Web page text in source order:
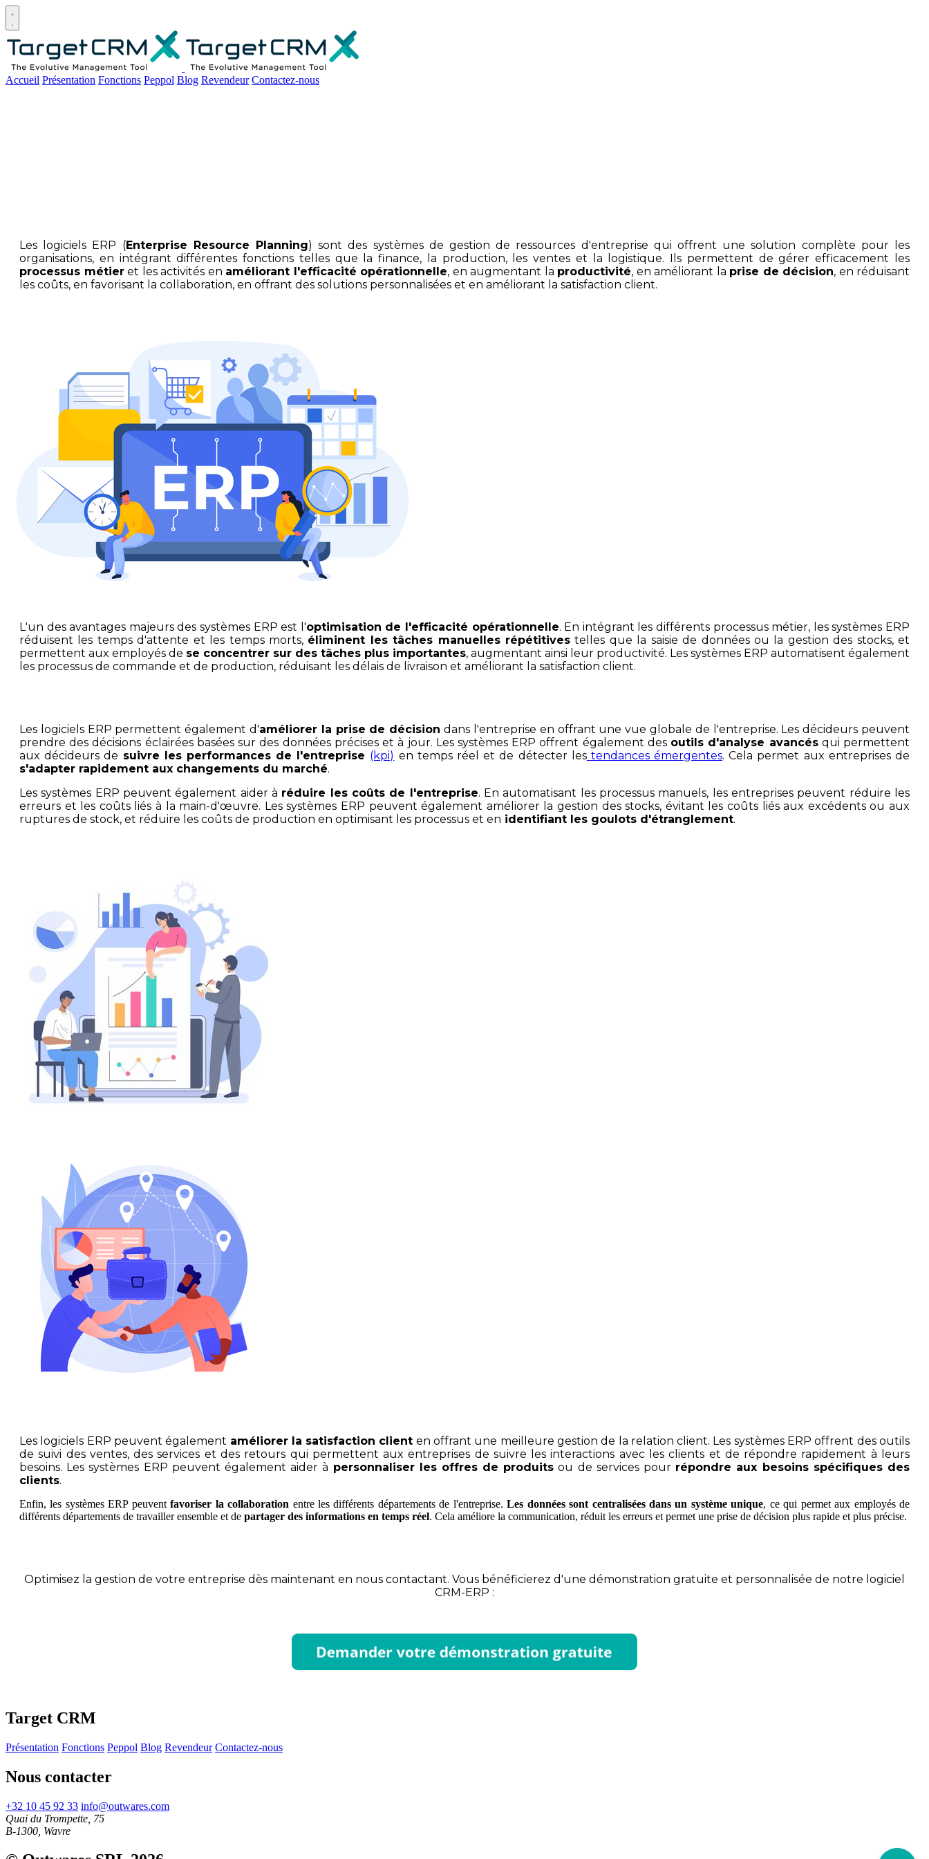
Open main menu
Accueil Présentation Fonctions Peppol Blog Revendeur Contactez-nous
Les logiciels ERP (Enterprise Resource Planning) sont des systèmes de gestion de ressources d'entreprise qui offrent une solution complète pour les
organisations, en intégrant différentes fonctions telles que la finance, la production, les ventes et la logistique. Ils permettent de gérer efficacement les
processus métieret les activités en améliorant l'efficacité opérationnelle, en augmentant la productivité, en améliorant la prise de décision, en réduisant
les coûts, en favorisant la collaboration, en offrant des solutions personnalisées et en améliorant la satisfaction client.
L'un des avantages majeurs des systèmes ERP est l'optimisation de l'efficacité opérationnelle. En intégrant les différents processus métier, les systèmes ERP
réduisent les temps d'attente et les temps morts, éliminent les tâches manuelles répétitives telles que la saisie de données ou la gestion des stocks, et
permettent aux employés de se concentrer sur des tâches plus importantes, augmentant ainsi leur productivité. Les systèmes ERP automatisent également
les processus de commande et de production, réduisant les délais de livraison et améliorant la satisfaction client.
Les logiciels ERP permettent également d'améliorer la prise de décision dans l'entreprise en offrant une vue globale de l'entreprise. Les décideurs peuvent
prendre des décisions éclairées basées sur des données précises et à jour. Les systèmes ERP offrent également des outils d'analyse avancésqui permettent
aux décideurs de suivre les performances de l'entreprise (kpi) en temps réel et de détecter lestendances émergentes. Cela permet aux entreprises de
s'adapter rapidement aux changements du marché.
Les systèmes ERP peuvent également aider à réduire les coûts de l'entreprise. En automatisant les processus manuels, les entreprises peuvent réduire les
erreurs et les coûts liés à la main-d'œuvre. Les systèmes ERP peuvent également améliorer la gestion des stocks, évitant les coûts liés aux excédents ou aux
ruptures de stock, et réduire les coûts de production en optimisant les processus et en identifiant les goulots d'étranglement.
Les logiciels ERP peuvent également améliorer la satisfaction client en offrant une meilleure gestion de la relation client. Les systèmes ERP offrent des outils
de suivi des ventes, des services et des retours qui permettent aux entreprises de suivre les interactions avec les clients et de répondre rapidement à leurs
besoins. Les systèmes ERP peuvent également aider à personnaliser les offres de produits ou de services pour répondre aux besoins spécifiques des
clients.
Enfin, les systèmes ERP peuventfavoriser la collaboration entre les différents départements de l'entreprise.Les données sont centralisées dans un système unique, ce qui permet aux employés de
différents départements de travailler ensemble et de partager des informations en temps réel. Cela améliore la communication, réduit les erreurs et permet une prise de décision plus rapide et plus précise.
Optimisez la gestion de votre entreprise dès maintenant en nous contactant. Vous bénéficierez d'une démonstration gratuite et personnalisée de notre logiciel
CRM-ERP :
Target CRM
Présentation Fonctions Peppol Blog Revendeur Contactez-nous
Nous contacter
+32 10 45 92 33 info@outwares.com
Quai du Trompette, 75
B-1300, Wavre